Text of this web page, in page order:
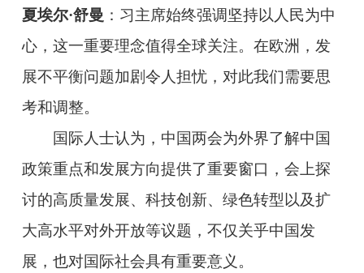
夏埃尔·舒曼 ：习主席始终强调坚持以人民为中
心，这一重要理念值得全球关注。在欧洲，发
展不平衡问题加剧令人担忧，对此我们需要思
考和调整。
国际人士认为，中国两会为外界了解中国
政策重点和发展方向提供了重要窗口，会上探
讨的高质量发展、科技创新、绿色转型以及扩
大高水平对外开放等议题，不仅关乎中国发
展，也对国际社会具有重要意义。